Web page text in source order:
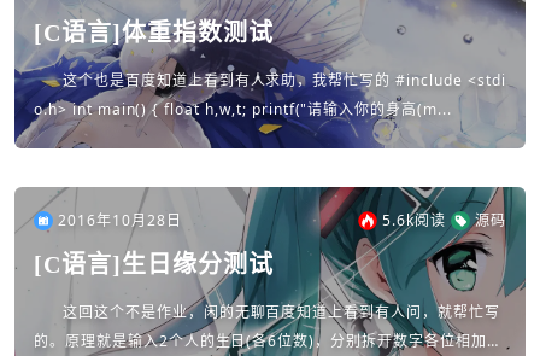
[C语言]体重指数测试
这个也是百度知道上看到有人求助，我帮忙写的 #include <stdi
o.h> int main() { float h,w,t; printf("请输入你的身高(m...
2016年10月28日 5.6k阅读 源码
[C语言]生日缘分测试
这回这个不是作业，闲的无聊百度知道上看到有人问，就帮忙写
的。原理就是输入2个人的生日(各6位数)，分别拆开数字各位相加，